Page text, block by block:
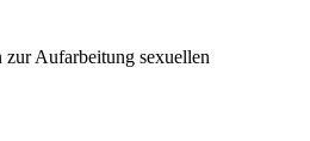
Aufarbeitung sexuellen